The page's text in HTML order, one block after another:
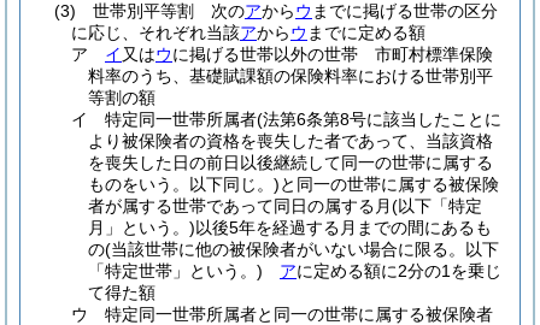
(3)
世帯別平等割 次のアからウ までに掲げる世帯の区分
に応じ、それぞれ当該アからウ までに定める額
ア
イ 又はウに掲げる世帯以外の世帯 市町村標準保険
料率のうち、基礎賦課額の保険料率における世帯別平
等割の額
イ
特定同一世帯所属者(法第6条第8号に該当したことに
より被保険者の資格を喪失した者であって、当該資格
を喪失した日の前日以後継続して同一の世帯に属する
ものをいう。以下同じ。)と同一の世帯に属する被保険
者が属する世帯であって同日の属する月(以下「特定
月」という。)以後5年を経過する月までの間にあるも
の(当該世帯に他の被保険者がいない場合に限る。以下
「特定世帯」という。)
アに定める額に2分の1を乗じ
て得た額
ウ
特定同一世帯所属者と同一の世帯に属する被保険者